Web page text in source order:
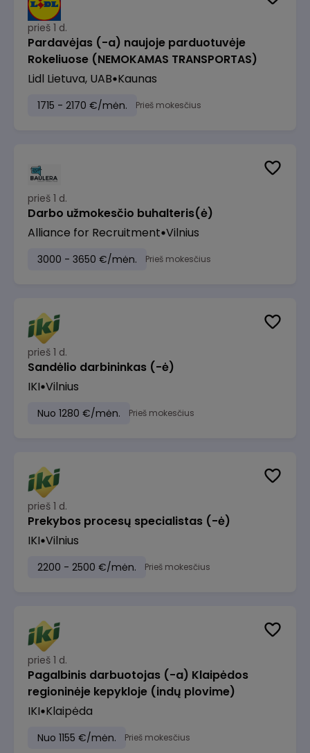
prieš 1 d.
Pardavėjas (-a) naujoje parduotuvėje
Rokeliuose (NEMOKAMAS TRANSPORTAS)
Lidl Lietuva, UAB Kaunas
1715 - 2170 €/mėn. Prieš mokesčius
prieš 1 d.
Darbo užmokesčio buhalteris(ė)
Alliance for Recruitment Vilnius
3000 - 3650 €/mėn. Prieš mokesčius
prieš 1 d.
Sandėlio darbininkas (-ė)
IKI Vilnius
Nuo 1280 €/mėn. Prieš mokesčius
prieš 1 d.
Prekybos procesų specialistas (-ė)
IKI Vilnius
2200 - 2500 €/mėn. Prieš mokesčius
prieš 1 d.
Pagalbinis darbuotojas (-a) Klaipėdos
regioninėje kepykloje (indų plovime)
IKI Klaipėda
Nuo 1155 €/mėn. Prieš mokesčius